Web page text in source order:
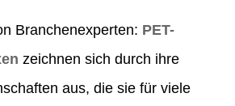
Branchenexperten: PET-
zeichnen sich durch ihre
aus, die sie für viele